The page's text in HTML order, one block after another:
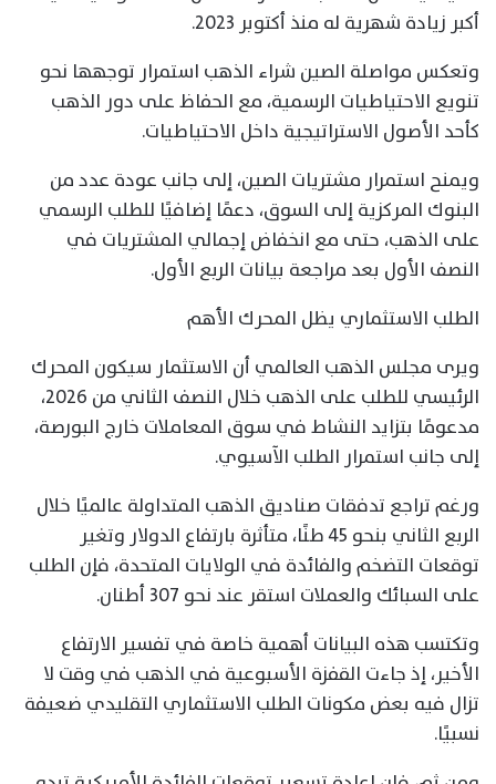
أكبر زيادة شهرية له منذ أكتوبر 2023.
وتعكس مواصلة الصين شراء الذهب استمرار توجهها نحو
تنويع الاحتياطيات الرسمية، مع الحفاظ على دور الذهب
كأحد الأصول الاستراتيجية داخل الاحتياطيات.
ويمنح استمرار مشتريات الصين، إلى جانب عودة عدد من
البنوك المركزية إلى السوق، دعمًا إضافيًا للطلب الرسمي
على الذهب، حتى مع انخفاض إجمالي المشتريات في
النصف الأول بعد مراجعة بيانات الربع الأول.
الطلب الاستثماري يظل المحرك الأهم
ويرى مجلس الذهب العالمي أن الاستثمار سيكون المحرك
الرئيسي للطلب على الذهب خلال النصف الثاني من 2026،
مدعومًا بتزايد النشاط في سوق المعاملات خارج البورصة،
إلى جانب استمرار الطلب الآسيوي.
ورغم تراجع تدفقات صناديق الذهب المتداولة عالميًا خلال
الربع الثاني بنحو 45 طنًا، متأثرة بارتفاع الدولار وتغير
توقعات التضخم والفائدة في الولايات المتحدة، فإن الطلب
على السبائك والعملات استقر عند نحو 307 أطنان.
وتكتسب هذه البيانات أهمية خاصة في تفسير الارتفاع
الأخير، إذ جاءت القفزة الأسبوعية في الذهب في وقت لا
تزال فيه بعض مكونات الطلب الاستثماري التقليدي ضعيفة
نسبيًا.